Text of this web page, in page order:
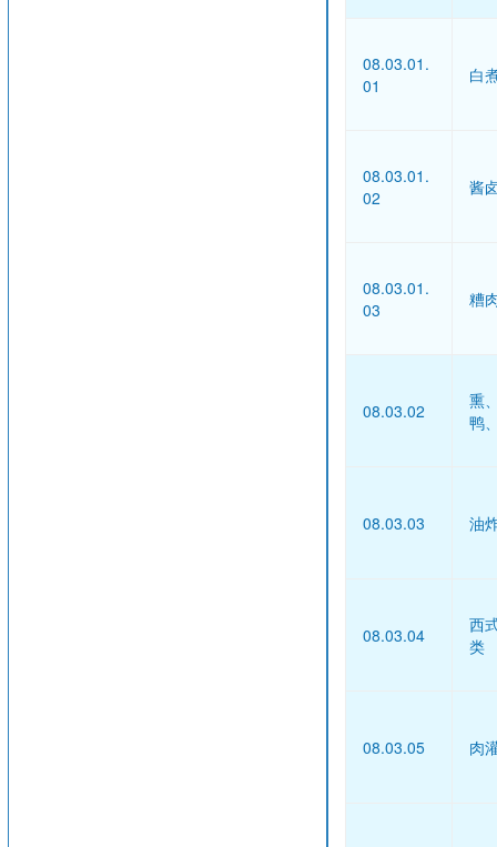
08.03.01.
01
白
08.03.01.
02
酱
08.03.01.
03
糟
08.03.02
熏
鸭
08.03.03 油
08.03.04
西
类
08.03.05 肉